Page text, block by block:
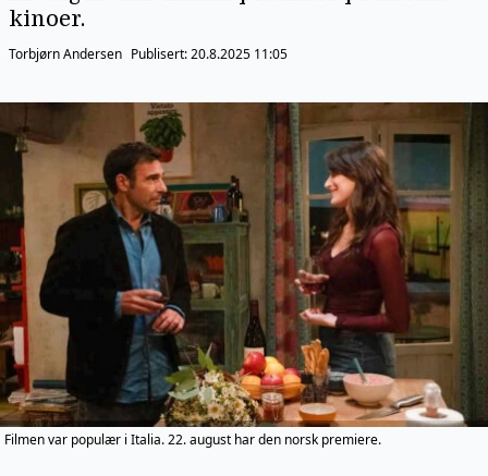
kinoer.
Torbjørn Andersen Publisert:20.8.2025 11:05
Filmen var populær i Italia. 22. august har den norsk premiere.